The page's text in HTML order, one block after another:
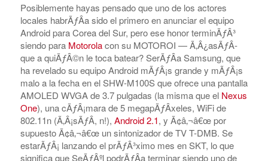
Posiblemente hayas pensado que uno de los actores
locales habrÃƒÂ­a sido el primero en anunciar el equipo
Android para Corea del Sur, pero ese honor terminÃƒÂ³
siendo para Motorolacon su MOTOROI — Ã‚Â¿asÃƒÂ­
que a quiÃƒÂ©n le toca batear? SerÃƒÂ­a Samsung, que
ha revelado su equipo Android mÃƒÂ¡s grande y mÃƒÂ¡s
malo a la fecha en el SHW-M100S que ofrece una pantalla
AMOLED WVGA de 3.7 pulgadas (la misma que el Nexus
One), una cÃƒÂ¡mara de 5 megapÃƒÂ­xeles, WiFi de
802.11n (Ã‚Â¡sÃƒÂ­, n!), Android 2.1, y Ã¢â‚¬â€œ por
supuesto Ã¢â‚¬â€œ un sintonizador de TV T-DMB. Se
estarÃƒÂ¡ lanzando el prÃƒÂ³ximo mes en SKT, lo que
significa que SeÃƒÂºl podrÃƒÂ­a terminar siendo uno de